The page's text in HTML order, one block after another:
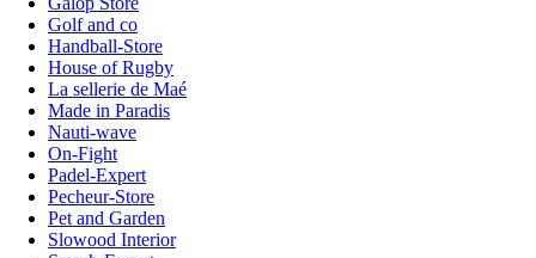
Golf and co
Handball-Store
House of Rugby
La sellerie de Maé
Made in Paradis
Nauti-wave
On-Fight
Padel-Expert
Pecheur-Store
Pet and Garden
Slowood Interior